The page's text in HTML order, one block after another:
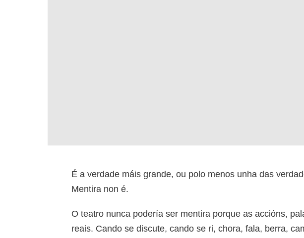
É a verdade máis grande, ou polo menos unha das
Mentira non é.
O teatro nunca podería ser mentira porque as accións,
reais. Cando se discute, cando se ri, chora, fala, berra,